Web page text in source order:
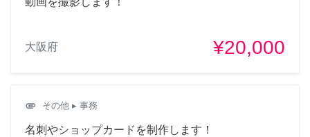
大阪府 ¥20,000
attachment その他 ▸ 事務
名刺やショップカードを制作します！